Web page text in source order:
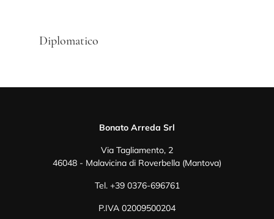
Diplomatico
Bonato Arreda Srl
Via Tagliamento, 2
46048 - Malavicina di Roverbella (Mantova)
Tel. +39 0376-696761
P.IVA 02009500204